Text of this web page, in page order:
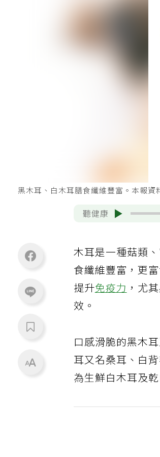
黑木耳、白木耳膳食纖維豐富。本報資
聽健康
木耳是一種菇類
食纖維豐富，更
提升免疫力 ，尤
效。
口感滑脆的黑木
耳又名桑耳、白
為生鮮白木耳及